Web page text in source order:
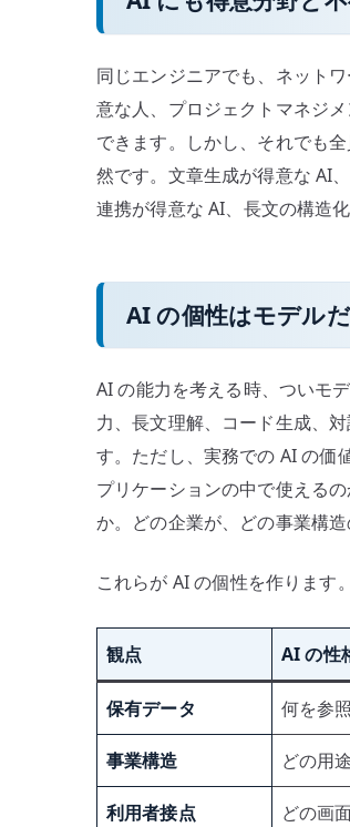
同じエンジニアでも、ネット
意な人、プロジェクトマネジ
できます。しかし、それでも
然です。文章生成が得意な AI
連携が得意な AI、長文の構造
AI の個性はモデル
AI の能力を考える時、ついモ
力、長文理解、コード生成、
す。ただし、実務での AI の価
プリケーションの中で使える
か。どの企業が、どの事業構
これらが AI の個性を作ります。
観点 AI の性
保有データ 何を参
事業構造 どの用
利用者接点 どの画